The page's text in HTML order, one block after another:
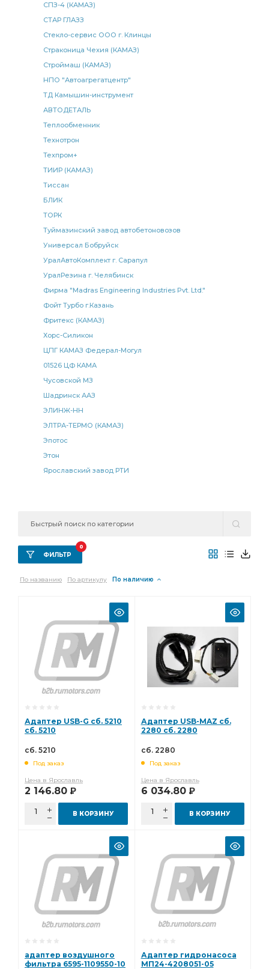
СПЗ-4 (КАМАЗ)
СТАР ГЛАЗЗ
Стекло-сервис ООО г. Клинцы
Страконица Чехия (КАМАЗ)
Строймаш (КАМАЗ)
НПО "Автоагрегатцентр"
ТД Камышин-инструмент
АВТОДЕТАЛЬ
Теплообменник
Технотрон
Техпром+
ТИИР (КАМАЗ)
Тиссан
БЛИК
ТОРК
Туймазинский завод автобетоновозов
Универсал Бобруйск
УралАвтоКомплект г. Сарапул
УралРезина г. Челябинск
Фирма "Madras Engineering Industries Pvt. Ltd."
Фойт Турбо г.Казань
Фритекс (КАМАЗ)
Хорс-Силикон
ЦПГ КАМАЗ Федерал-Могул
01526 ЦФ КАМА
Чусовской МЗ
Шадринск ААЗ
ЭЛИНЖ-НН
ЭЛТРА-ТЕРМО (КАМАЗ)
Эпотос
Этон
Ярославский завод РТИ
ФИЛЬТР
0
По названию По артикулу По наличию
Адаптер USB-G сб. 5210
сб. 5210
сб. 5210
Под заказ
Цена в Ярославль
2 146.80 Р
В КОРЗИНУ
Адаптер USB-MAZ сб.
2280 сб. 2280
сб. 2280
Под заказ
Цена в Ярославль
6 034.80 Р
В КОРЗИНУ
адаптер воздушного
фильтра 6595-1109550-10
Адаптер гидронасоса
МП24-4208051-05